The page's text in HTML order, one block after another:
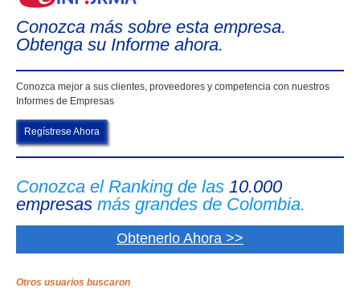
Conozca más sobre esta empresa.
Obtenga su Informe ahora.
Conozca mejor a sus clientes, proveedores y competencia con nuestros
Informes de Empresas
Regístrese Ahora
Conozca el Ranking de las 10.000
empresas más grandes de Colombia.
Obtenerlo Ahora >>
Otros usuarios buscaron